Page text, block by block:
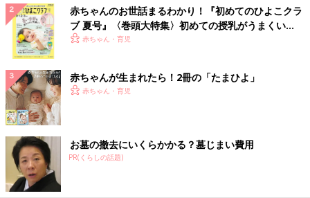
ように見えてその後しつこく探してイエティの公式サイトで紹介
されているクリーンカンティーンというブランドの水筒が真空断
熱食洗機可で１L＆40oz （1182ml）まで展開しているのを見つ
けた。あった！俺は蛇のようにしつこいぞ。しかしこいつ今度は
サイズが未掲載のため問い合わせするまで長さが不明なのであ
る。サイズをください。通販して食洗機に入らなかったら万死で
ある（私の心が）。ここまで突き止めておきながらすでにスタン
レーの700mlを買ってしまったので問い合わせていない。ラピュ
タは本当にあったの…？しつこさを最後まで発揮しない。（無
念）
最終的に妥協を許してしまった惰弱である私の捜索範囲内ではあ
るが、皆様の捜索の参考になれば。他に真空断熱食洗機可1Ⅼ水筒
赤ちゃんのお世話まるわかり！『初めてのひよこクラ
ブ 夏号』〈巻頭大特集〉初めての授乳がうまくい
く！ おっぱい・ミルクの基本と夏のトラブル 解決テ
赤ちゃん・育児
赤ちゃんが生まれたら！2冊の「たまひよ」
赤ちゃん・育児
お墓の撤去にいくらかかる？墓じまい費用
PR(くらしの話題)